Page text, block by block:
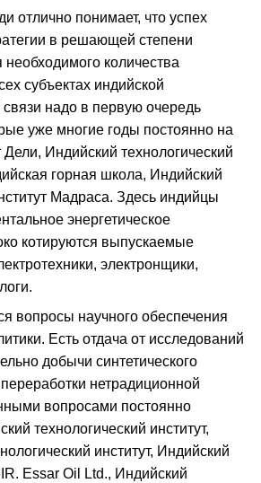
отлично понимает, что успех
в решающей степени
необходимого количества
субъектах индийской
надо в первую очередь
уже многие годы постоянно на
Дели, Индийский технологический
горная школа, Индийский
Мадраса. Здесь индийцы
энергетическое
котируются выпускаемые
электронщики,
вопросы научного обеспечения
Есть отдача от исследований
добычи синтетического
нетрадиционной
вопросами постоянно
технологический институт,
институт, Индийский
Essar Oil Ltd., Индийский